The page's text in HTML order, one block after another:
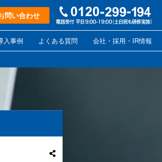
問い合わせ
入事例 よくある質問
会社・採用・IR情報